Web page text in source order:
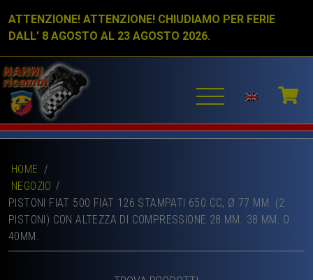
ATTENZIONE! ATTENZIONE! CHIUDIAMO PER FERIE
DALL’ 8 AGOSTO AL 23 AGOSTO 2026.
HOME /
NEGOZIO
PISTONI FIAT 500 FIAT 126 STAMPATI 650 CC, Ø 77 MM. (2
PISTONI) CON ALTEZZA DI COMPRESSIONE 28 MM. 38 MM. O
40MM.